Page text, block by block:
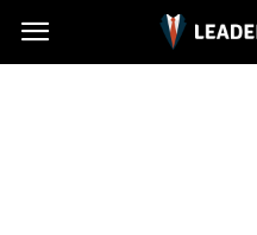
Leaderservice.pl